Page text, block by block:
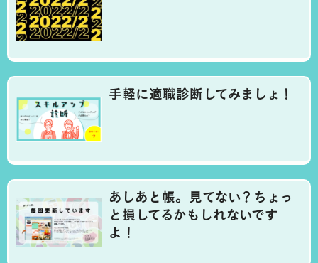
手軽に適職診断してみましょ！
あしあと帳。見てない？ちょっ
と損してるかもしれないです
よ！